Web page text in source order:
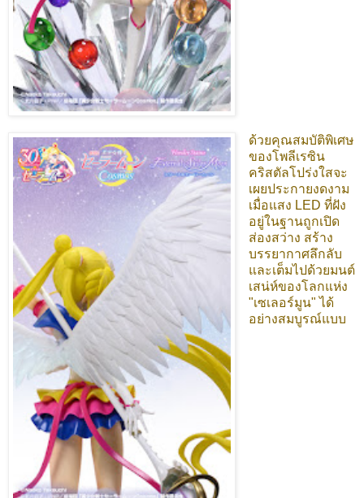
ด้วยคุณสมบัติพิเศษ
ของโพลีเรซิน
คริสตัลโปร่งใสจะ
เผยประกายงดงาม
เมื่อแสง LED ที่ฝัง
อยู่ในฐานถูกเปิด
ส่องสว่าง สร้าง
บรรยากาศลึกลับ
และเต็มไปด้วยมนต์
เสน่ห์ของโลกแห่ง
"เซเลอร์มูน" ได้
อย่างสมบูรณ์แบบ